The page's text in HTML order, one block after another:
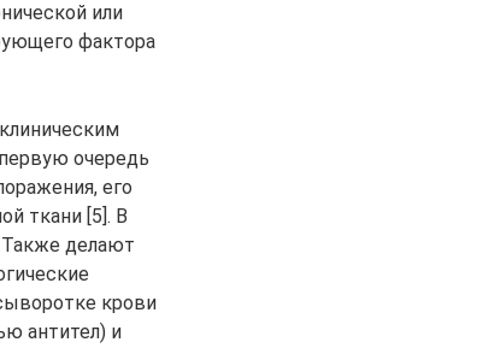
или
фактора
очередь
его
ткани [5]. В
Также делают
крови
антител) и